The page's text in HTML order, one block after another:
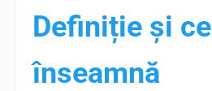
Definiție și ce
înseamnă